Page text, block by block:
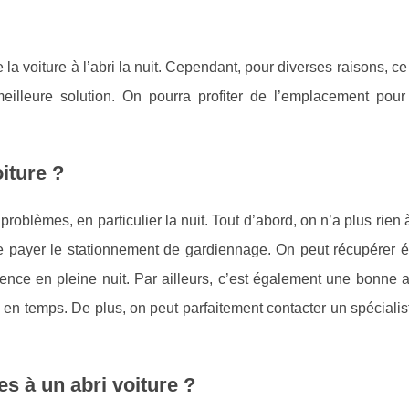
voiture à l’abri la nuit. Cependant, pour diverses raisons, ce
solution. On pourra profiter de l’emplacement
?
en particulier la nuit. Tout d’abord, on n’a plus rien
le stationnement de gardiennage. On peut récupérer
en pleine nuit. Par ailleurs, c’est également une bonne
temps. De plus, on peut parfaitement contacter un
à un abri voiture ?